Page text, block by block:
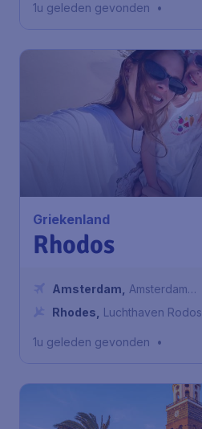
1u geleden gevonden •
Griekenland
Rhodos
Amsterdam
Amsterdam
Airport Schiphol
Rhodes Luchthaven Rodos
1u geleden gevonden •